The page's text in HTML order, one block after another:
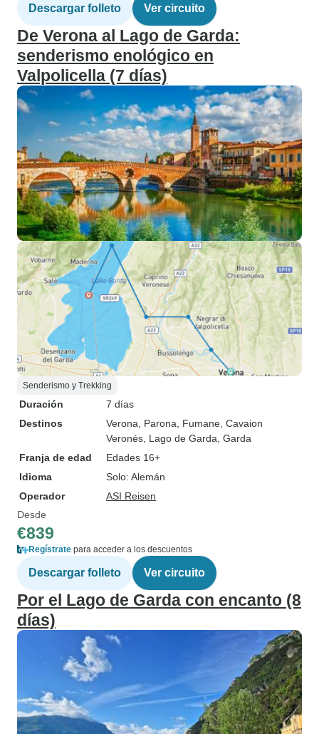
Descargar folleto Ver circuito
De Verona al Lago de Garda:
senderismo enológico en
Valpolicella (7 días)
Senderismo y Trekking
Duración
7 días
Destinos
Verona , Parona , Fumane , Cavaion
Veronés , Lago de Garda , Garda
Franja de edad
Edades 16+
Idioma
Solo: Alemán
Operador
ASI Reisen
Desde
€839
Regístrate para acceder a los descuentos
Descargar folleto Ver circuito
Por el Lago de Garda con encanto (8
días)